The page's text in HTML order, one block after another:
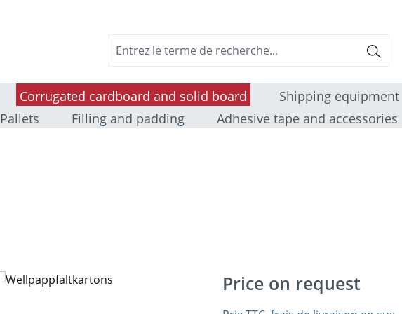
Corrugated cardboard and solid board Shipping equipment
Pallets Filling and padding Adhesive tape and accessories
Price on request